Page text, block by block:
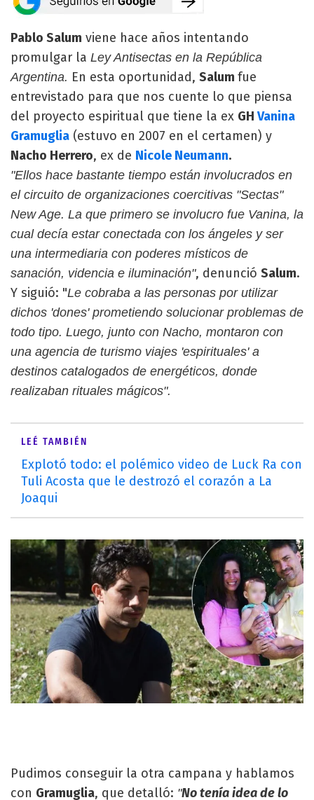
Pablo Salum viene hace años intentando
promulgar la Ley Antisectas en la República
Argentina. En esta oportunidad, Salum fue
entrevistado para que nos cuente lo que piensa
del proyecto espiritual que tiene la ex GHVanina
Gramuglia (estuvo en 2007 en el certamen) y
Nacho Herrero, ex de Nicole Neumann.
"Ellos hace bastante tiempo están involucrados en
el circuito de organizaciones coercitivas "Sectas"
New Age. La que primero se involucro fue Vanina, la
cual decía estar conectada con los ángeles y ser
una intermediaria con poderes místicos de
sanación, videncia e iluminación", denunció Salum.
Y siguió: "Le cobraba a las personas por utilizar
dichos 'dones' prometiendo solucionar problemas de
todo tipo. Luego, junto con Nacho, montaron con
una agencia de turismo viajes 'espirituales' a
destinos catalogados de energéticos, donde
realizaban rituales mágicos".
LEÉ TAMBIÉN
Explotó todo: el polémico video de Luck Ra con
Tuli Acosta que le destrozó el corazón a La
Joaqui
Pudimos conseguir la otra campana y hablamos
con Gramuglia, que detalló: "No tenía idea de lo